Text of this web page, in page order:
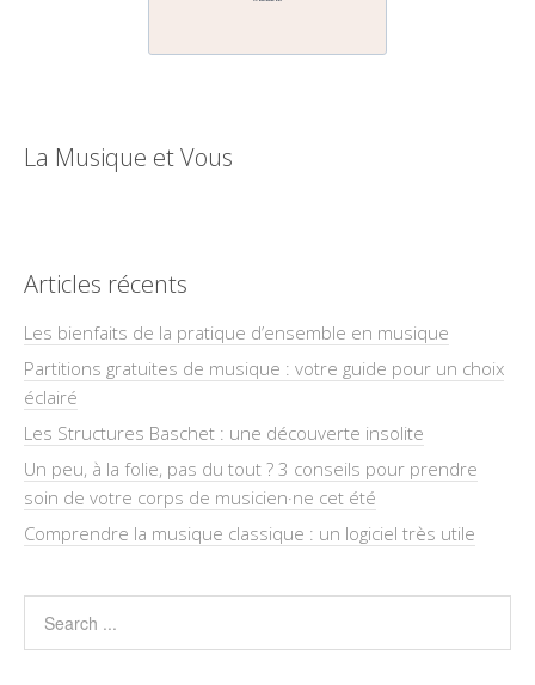
La Musique et Vous
Articles récents
Les bienfaits de la pratique d’ensemble en musique
Partitions gratuites de musique : votre guide pour un choix
éclairé
Les Structures Baschet : une découverte insolite
Un peu, à la folie, pas du tout ? 3 conseils pour prendre
soin de votre corps de musicien·ne cet été
Comprendre la musique classique : un logiciel très utile